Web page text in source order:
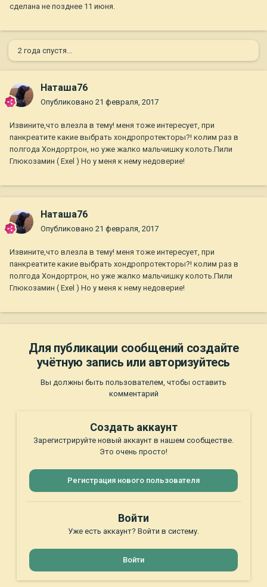
сделана не позднее 11 июня.
2 года спустя...
Наташа76
Опубликовано 21 февраля, 2017
Извините,что влезла в тему! меня тоже интересует, при
панкреатите какие выбрать хондропротекторы?! колим раз в
полгода Хондортрон, но уже жалко мальчишку колоть.Пили
Глюкозамин ( Exel ) Но у меня к нему недоверие!
Наташа76
Опубликовано 21 февраля, 2017
Извините,что влезла в тему! меня тоже интересует, при
панкреатите какие выбрать хондропротекторы?! колим раз в
полгода Хондортрон, но уже жалко мальчишку колоть.Пили
Глюкозамин ( Exel ) Но у меня к нему недоверие!
Для публикации сообщений создайте
учётную запись или авторизуйтесь
Вы должны быть пользователем, чтобы оставить
комментарий
Создать аккаунт
Зарегистрируйте новый аккаунт в нашем сообществе.
Это очень просто!
Регистрация нового пользователя
Войти
Уже есть аккаунт? Войти в систему.
Войти